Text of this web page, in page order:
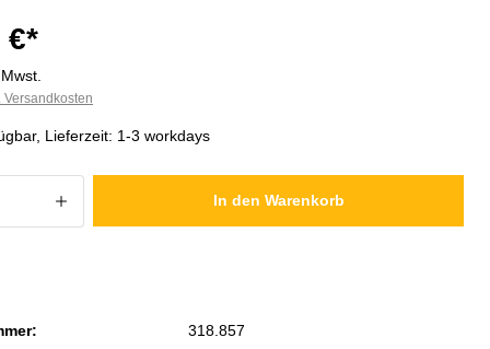
€*
Versandkosten
Lieferzeit: 1-3 workdays
Anzahl: Gib den gewünschten Wert
In den Warenkorb
318.857